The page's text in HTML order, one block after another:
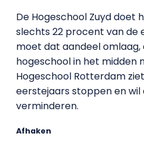
De Hogeschool Zuyd doet
slechts 22 procent van de
moet dat aandeel omlaag,
hogeschool in het midden
Hogeschool Rotterdam
eerstejaars stoppen en wil
verminderen.
Afhaken